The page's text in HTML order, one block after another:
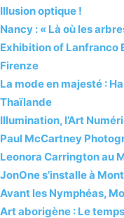
Illusion optique !
Nancy : « Là où les
Exhibition of Lanfranco
Firenze
La mode en majesté :
Thaïlande
Illumination, l’Art
Paul McCartney
Leonora Carrington au
JonOne s’installe à
Avant les Nymphéas,
Art aborigène : Le